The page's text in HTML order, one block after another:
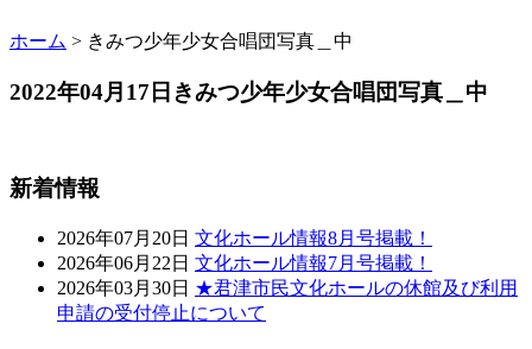
ホーム > きみつ少年少女合唱団写真＿中
2022年04月17日 きみつ少年少女合唱団写真＿中
新着情報
2026年07月20日 文化ホール情報8月号掲載！
2026年06月22日 文化ホール情報7月号掲載！
2026年03月30日 ★君津市民文化ホールの休館及び利用
申請の受付停止について